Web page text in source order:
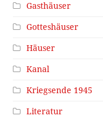
Gasthäuser
Gotteshäuser
Häuser
Kanal
Kriegsende 1945
Literatur